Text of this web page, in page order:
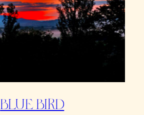
BLUE BIRD